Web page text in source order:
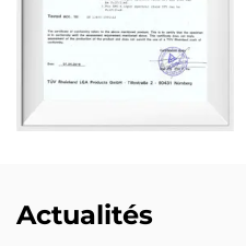
Actualités